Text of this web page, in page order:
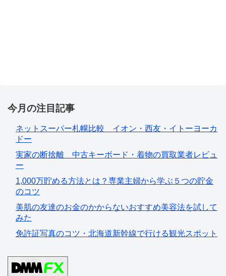
今月の注目記事
ネットスーパー札幌比較 イオン・西友・イトーヨーカ
ドー
実家の断捨離 中古キーボード・着物の買取業者レビュ
ー
1,000万貯める方法とは？専業主婦から学ぶ５つの貯金
のコツ
美肌の友達のお金のかからないおすすめ美容法を試して
みた
免許証写真のコツ・北海道新幹線で行ける観光スポット